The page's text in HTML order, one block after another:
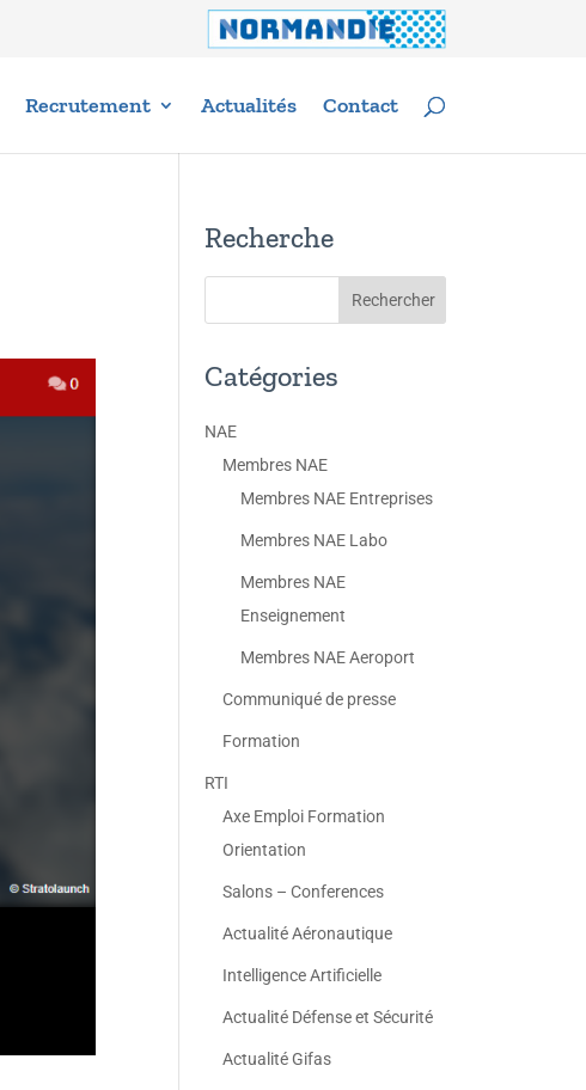
Recrutement Actualités Contact
Recherche
Catégories
NAE
Membres NAE
Membres NAE Entreprises
Membres NAE Labo
Membres NAE
Enseignement
Membres NAE Aeroport
Communiqué de presse
Formation
RTI
Axe Emploi Formation
Orientation
Salons – Conferences
Actualité Aéronautique
Intelligence Artificielle
Actualité Défense et Sécurité
Actualité Gifas